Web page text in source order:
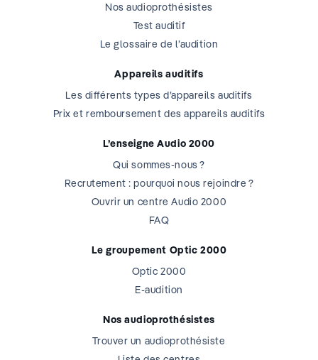
Nos audioprothésistes
Test auditif
Le glossaire de l’audition
Appareils auditifs
Les différents types d’appareils auditifs
Prix et remboursement des appareils auditifs
L’enseigne Audio 2000
Qui sommes-nous ?
Recrutement : pourquoi nous rejoindre ?
Ouvrir un centre Audio 2000
FAQ
Le groupement Optic 2000
Optic 2000
E-audition
Nos audioprothésistes
Trouver un audioprothésiste